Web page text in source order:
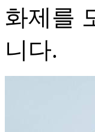
화제를
니다.